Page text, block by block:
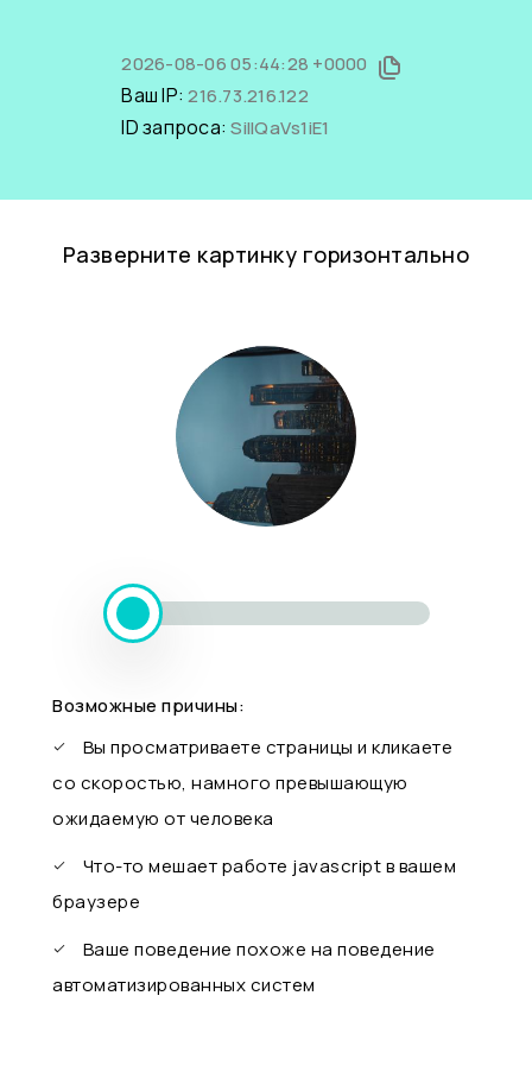
2026-08-06 05:44:28 +0000
Ваш IP:216.73.216.122
ID запроса:SiIlQaVs1iE1
Разверните картинку горизонтально
Возможные причины:
Вы просматриваете страницы и кликаете
со скоростью, намного превышающую
ожидаемую от человека
Что-то мешает работе javascript в вашем
браузере
Ваше поведение похоже на поведение
автоматизированных систем